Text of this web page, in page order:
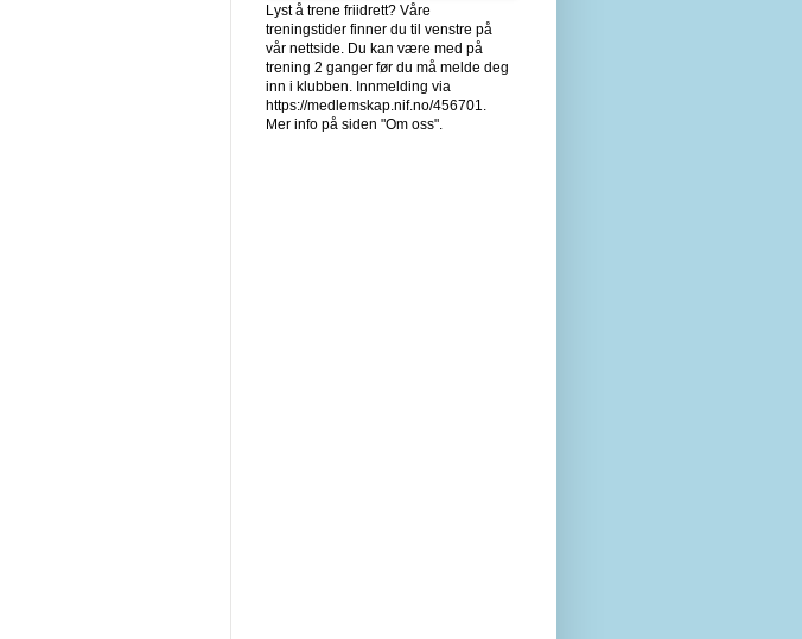
Lyst å trene friidrett? Våre
treningstider finner du til venstre på
vår nettside. Du kan være med på
trening 2 ganger før du må melde deg
inn i klubben. Innmelding via
https://medlemskap.nif.no/456701.
Mer info på siden "Om oss".